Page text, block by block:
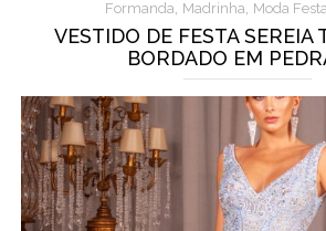
Formanda, Madrinha, Moda Festa
VESTIDO DE FESTA SEREIA
BORDADO EM